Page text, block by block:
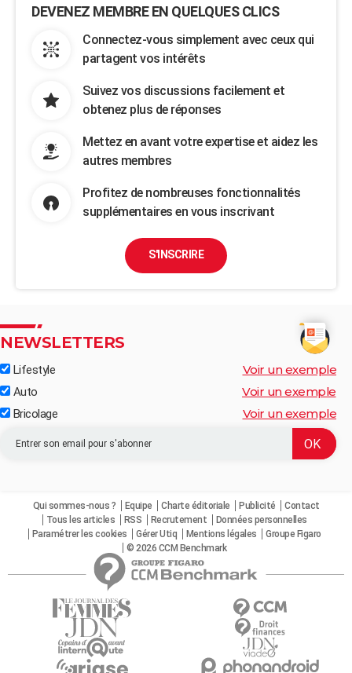
DEVENEZ MEMBRE EN QUELQUES CLICS
Connectez-vous simplement avec ceux qui
partagent vos intérêts
Suivez vos discussions facilement et
obtenez plus de réponses
Mettez en avant votre expertise et aidez les
autres membres
Profitez de nombreuses fonctionnalités
supplémentaires en vous inscrivant
S'INSCRIRE
NEWSLETTERS
Lifestyle Voir un exemple
Auto Voir un exemple
Bricolage Voir un exemple
Qui sommes-nous ? Equipe Charte éditoriale Publicité
Contact
Tous les articles
RSS Recrutement
Données personnelles
Paramétrer les cookies
Gérer Utiq Mentions légales
Groupe Figaro
© 2026 CCM Benchmark